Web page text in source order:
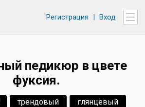
Регистрация | Вход
педикюр в цвете
фуксия.
трендовый
глянцевый